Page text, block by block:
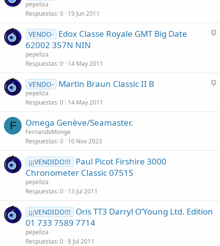
a
pepeliza
Respuestas 0 19 Jun 2011
A
d
VENDO- Edox Classe Royale GMT Big Date
62002 357N NIN
pepeliza
Respuestas 0 14 May 2011
A
VENDO- Martin Braun Classic II B
pepeliza
Respuestas 0 14 May 2011
F Omega Genève/Seamaster.
FernandoMonge
Respuestas 0 10 Nov 2023
¡¡¡VENDIDO!!!
Paul Picot Firshire 3000
Chronometer Classic 0751S
pepeliza
Respuestas 0 13 Jul 2011
¡¡¡VENDIDO!!!
Oris TT3 Darryl O’Young Ltd. Edition
01 733 7589 7714
pepeliza
Respuestas 0 8 Jul 2011